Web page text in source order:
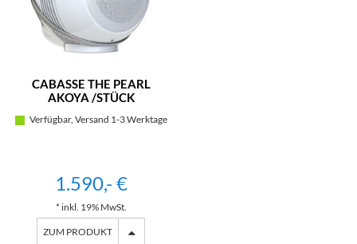
CABASSE THE PEARL
AKOYA /STÜCK
Verfügbar, Versand 1-3 Werktage
1.590,- €
* inkl. 19% MwSt.
ZUM PRODUKT